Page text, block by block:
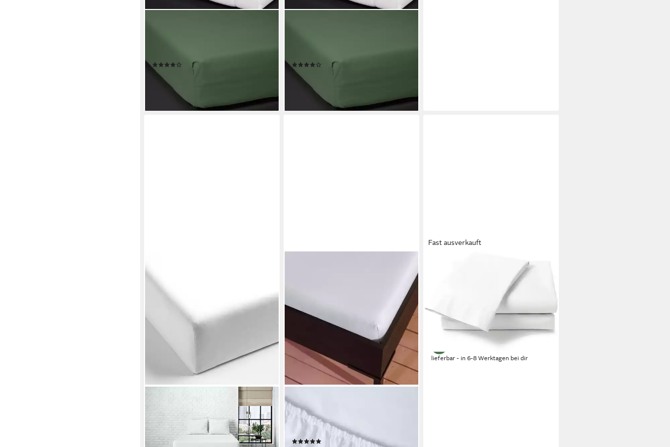
ab 32,95 €
lieferbar - in 2-3 Werktagen bei dir
ab 32,95 €
lieferbar - in 2-3 Werktagen bei dir
Spannbettlaken Shizu, Perkal,
Gummizug: rundum, (1 Stück), Bio-
Baumwolle
Fast ausverkauft
Bettlaken Percale, Perkal, Gummizug:
ohne, (1 Stück), Laken aus 100%
Baumwolle, hochwertige Perkal,
Betttuch ab 90x200
43,15 € UVP
-14%
lieferbar - in 6-8 Werktagen bei dir